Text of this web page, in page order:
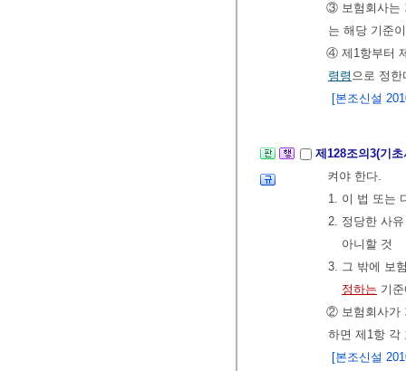
③ 보험회사는
는 해당 기준
④ 제1항부터
령령 으로 정한
[본조신설
제128조의3(기
켜야 한다.
1. 이 법 또는
2. 정당한 사
아니할 것
3. 그 밖에 보
정하는 기
② 보험회사가
하면 제1항 각
[본조신설